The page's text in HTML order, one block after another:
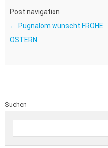
Post navigation
← Pugnalom wünscht FROHE
OSTERN
Suchen